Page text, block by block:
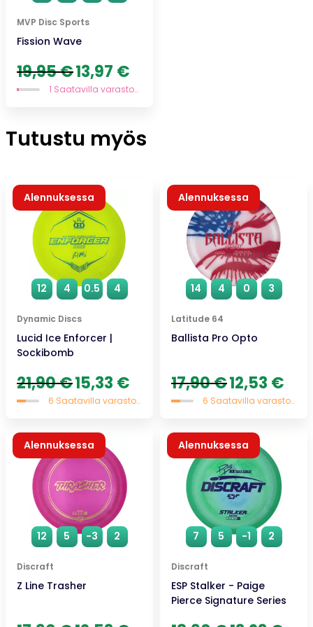
MVP Disc Sports
Fission Wave
19,95€ Alkuperäinen
hinta
oli:
13,97 €
on:
1 Saatavilla varastossa
Tutustu myös
12 4 0.5 4
Dynamic Discs
Lucid Ice Enforcer |
Sockibomb
Alennuksessa
21,90€ Alkuperäinen
hinta
oli:
15,33 € Nykyinen
on:
6 Saatavilla varastossa
14 4 0 3
Latitude 64
Ballista Pro Opto
Alennuksessa
17,90€ Alkuperäinen
hinta
oli:
12,53 €
on:
6 Saatavilla varastossa
12 5 -3 2
Discraft
Z Line Trasher
Alennuksessa
7 5 -1 2
Discraft
ESP Stalker - Paige
Pierce Signature Series
Alennuksessa